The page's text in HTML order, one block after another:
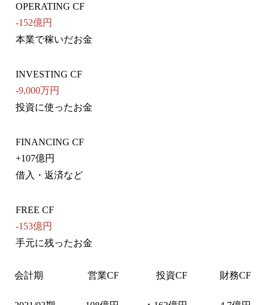
OPERATING CF
-152億円
本業で稼いだお金
INVESTING CF
-9,000万円
投資に使ったお金
FINANCING CF
+107億円
借入・返済など
FREE CF
-153億円
手元に残ったお金
会計期 営業CF 投資CF 財務CF